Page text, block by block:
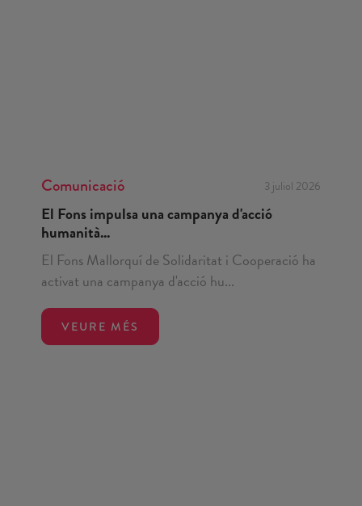
Comunicació 3 juliol 2026
El Fons impulsa una campanya d'acció
humanità...
El Fons Mallorquí de Solidaritat i Cooperació ha
activat una campanya d'acció hu...
VEURE MÉS